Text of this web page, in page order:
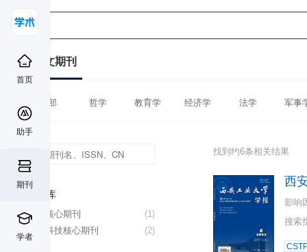
首页
助手
期刊
学者
中文期刊
全部 哲学 教育学 经济学 法学 军事
数据库
(1)
北大核心期刊
(2)
中国科技核心期刊
找到约6条相关结果
西
影响
搜索